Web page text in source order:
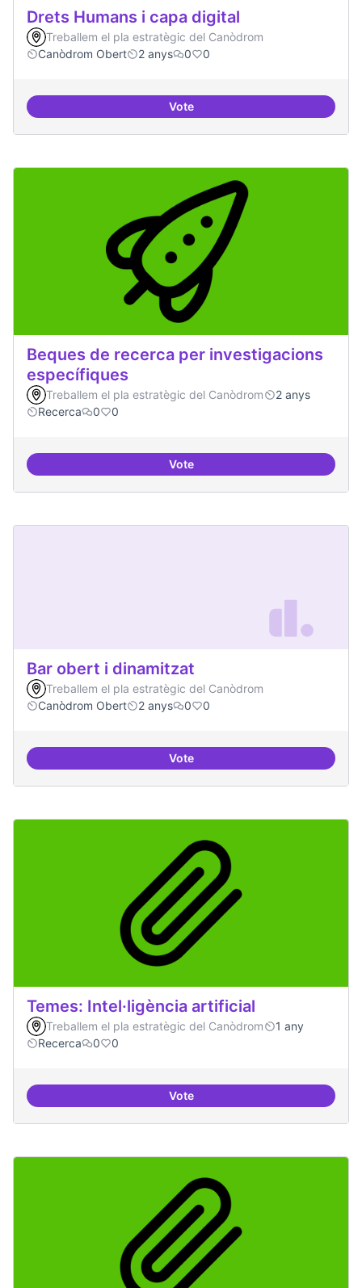
Drets Humans i capa digital
Treballem el pla estratègic del Canòdrom
Canòdrom Obert
2 anys 0 0
VoteDrets Humans i capa digital
Beques de recerca per investigacions
específiques
Treballem el pla estratègic del Canòdrom
2 anys
Recerca
0 0
VoteBeques de recerca per
Bar obert i dinamitzat
Treballem el pla estratègic del Canòdrom
Canòdrom Obert
2 anys 0 0
VoteBar obert i dinamitzat
Temes: Intel·ligència artificial
Treballem el pla estratègic del Canòdrom
1 any
Recerca
0 0
VoteTemes: Intel·ligència artificial